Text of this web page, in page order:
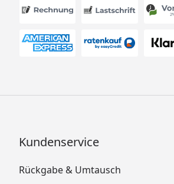
Kundenservice
Rückgabe & Umtausch